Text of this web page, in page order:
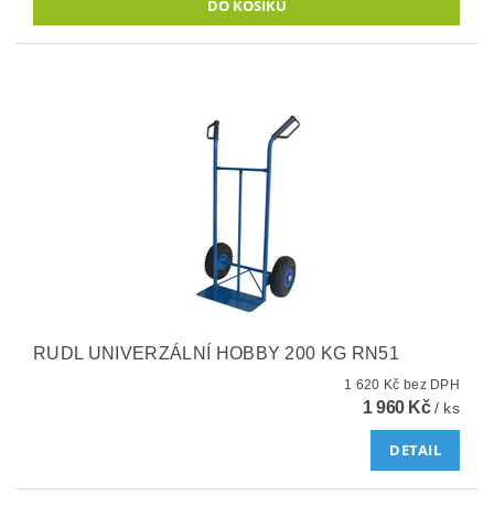
RUDL UNIVERZÁLNÍ HOBBY 200 KG RN51
1 620 Kč bez DPH
1 960 Kč/ ks
DETAIL